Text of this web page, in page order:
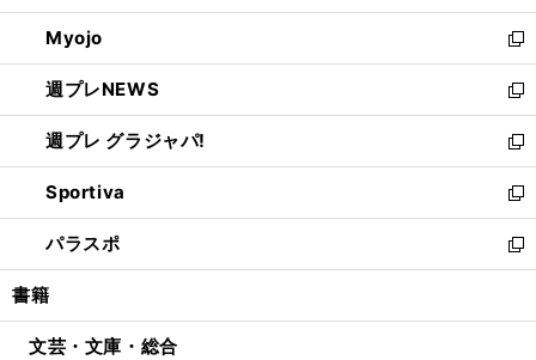
開
く
ウ
で
開
く
ン
ド
ウ
で
開
く
ウ
ィ
ン
ド
ウ
で
開
く
Myojo
新
し
い
ウ
ィ
ン
ド
ウ
で
開
週プレNEWS
新
し
い
ウ
ィ
ン
ド
ウ
開
週プレ グラジャパ!
新
し
い
ウ
ィ
ン
ウ
Sportiva
新
し
い
ウ
ン
パラスポ
新
し
ウ
書籍
文芸・文庫・総合